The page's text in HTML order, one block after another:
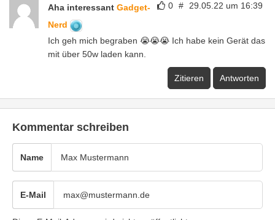
0 # 29.05.22 um 16:39
Aha interessant Gadget-
Nerd
Ich geh mich begraben 😭😭😭 Ich habe kein Gerät das
mit über 50w laden kann.
Zitieren Antworten
Kommentar schreiben
Name
E-Mail